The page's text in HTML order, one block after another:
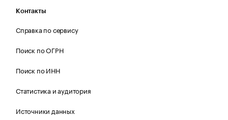
Контакты
Справка по сервису
Поиск по ОГРН
Поиск по ИНН
Статистика и аудитория
Источники данных